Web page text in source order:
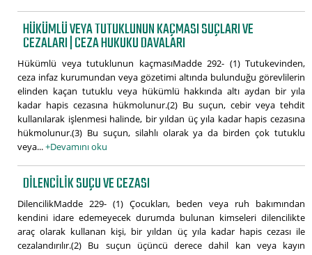
HÜKÜMLÜ VEYA TUTUKLUNUN KAÇMASI SUÇLARI VE
CEZALARI | CEZA HUKUKU DAVALARI
Hükümlü veya tutuklunun kaçmasıMadde 292- (1) Tutukevinden,
ceza infaz kurumundan veya gözetimi altında bulunduğu görevlilerin
elinden kaçan tutuklu veya hükümlü hakkında altı aydan bir yıla
kadar hapis cezasına hükmolunur.(2) Bu suçun, cebir veya tehdit
kullanılarak işlenmesi halinde, bir yıldan üç yıla kadar hapis cezasına
hükmolunur.(3) Bu suçun, silahlı olarak ya da birden çok tutuklu
veya...+Devamını oku
DILENCILIK SUÇU VE CEZASI
DilencilikMadde 229- (1) Çocukları, beden veya ruh bakımından
kendini idare edemeyecek durumda bulunan kimseleri dilencilikte
araç olarak kullanan kişi, bir yıldan üç yıla kadar hapis cezası ile
cezalandırılır.(2) Bu suçun üçüncü derece dahil kan veya kayın